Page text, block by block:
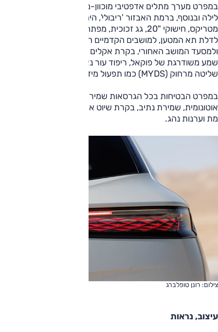
במפרט מערך מתלים אדפטיבי מוכוון-מצלמה ומערכת לראיית
לילה ובנוסף, ברמת האבזור 'ריבולי', היחידה המוצעת כאן: לד
מטריקס, חישוקי "20, גג זכוכית, מפתח חכם, תפעול חשמלי
לדלת תא המטען, למושבים הקדמיים הכוללים אוורור ועיסוי
ולמסעד המושב האחורי, בקרת אקלים תלת-אזורית, מערכת
שמע משודרגת של פוקאל, ריפוד עור נאפה. בנוסף, אפשרות
שליטה מרחוק (MYDS) כמו תפעול מיזוג.
במפרט הבטיחות בכל הגרסאות שמירת מרחק ובלימה
אוטונומית, שמירת נתיב, בקרת שיוט אדפטיבית, התרעות שטח
מת וערנות נהג.
צילום: רונן טופלברג
עיצוב, נראות